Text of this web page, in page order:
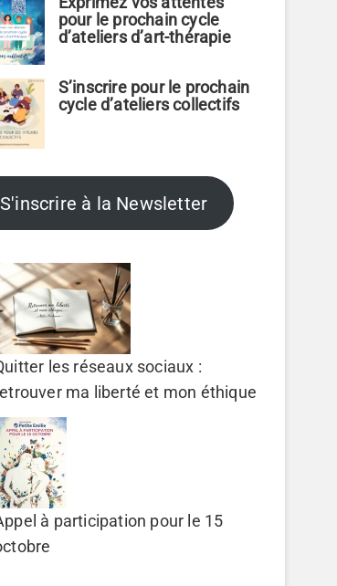
pour le prochain cycle
d’ateliers d’art-thérapie
S’inscrire pour le prochain
cycle d’ateliers collectifs
S'inscrire à la Newsletter
les réseaux sociaux :
ma liberté et mon éthique
à participation pour le 15